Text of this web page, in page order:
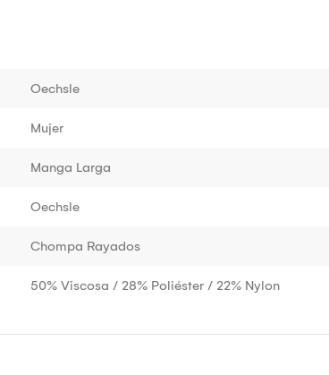
Oechsle
Mujer
Manga Larga
Oechsle
Chompa Rayados
50% Viscosa / 28% Poliéster / 22% Nylon